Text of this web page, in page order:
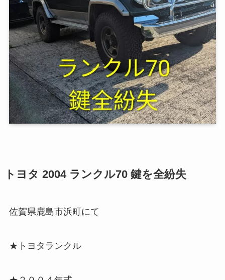
トヨタ 2004 ランクル70 鍵を全紛失
佐賀県鹿島市浜町にて
★トヨタランクル